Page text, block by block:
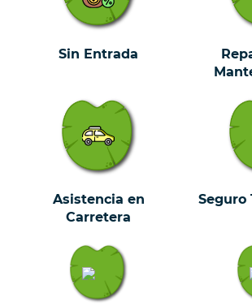
Sin Entrada
Asistencia en
Carretera
Seguro